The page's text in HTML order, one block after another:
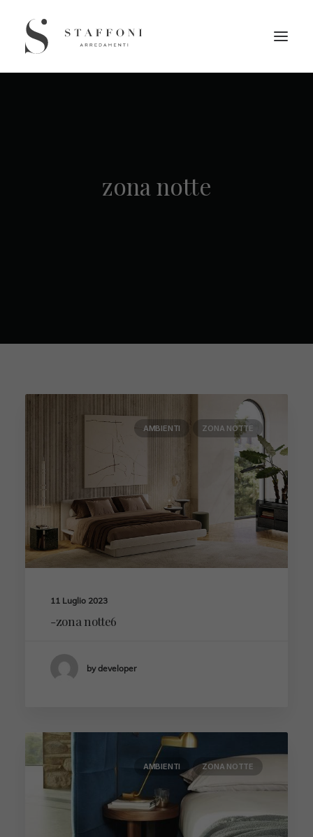
zona notte
AMBIENTI ZONA NOTTE
11 Luglio 2023
-zona notte6
by developer
AMBIENTI ZONA NOTTE